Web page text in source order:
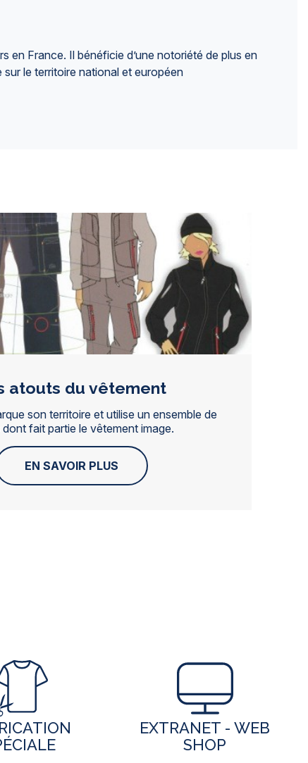
en France. Il bénéficie d’une notoriété de plus en
sur le territoire national et européen
atouts du vêtement
son territoire et utilise un ensemble de
fait partie le vêtement image.
EN SAVOIR PLUS
EXTRANET - WEB
SHOP